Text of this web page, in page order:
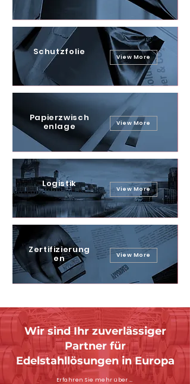
Schutzfolie View More
Papierzwisch
enlage View More
Logistik View More
Zertifizierung
en View More
Wir sind Ihr zuverlässiger
Partner für
Edelstahllösungen in Europa
Erfahren Sie mehr über uns